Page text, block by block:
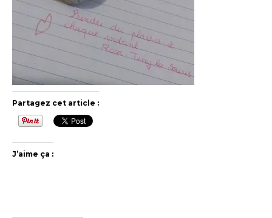
Partagez cet article :
J’aime ça :